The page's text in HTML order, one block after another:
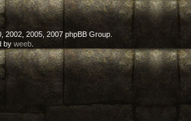
2002, 2005, 2007 phpBB Group.
by weeb.